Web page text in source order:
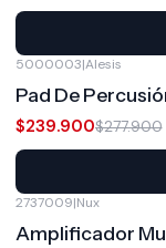
5000003|Alesis
Pad De
$239.900$277.900
2737009|Nux
Amplificador